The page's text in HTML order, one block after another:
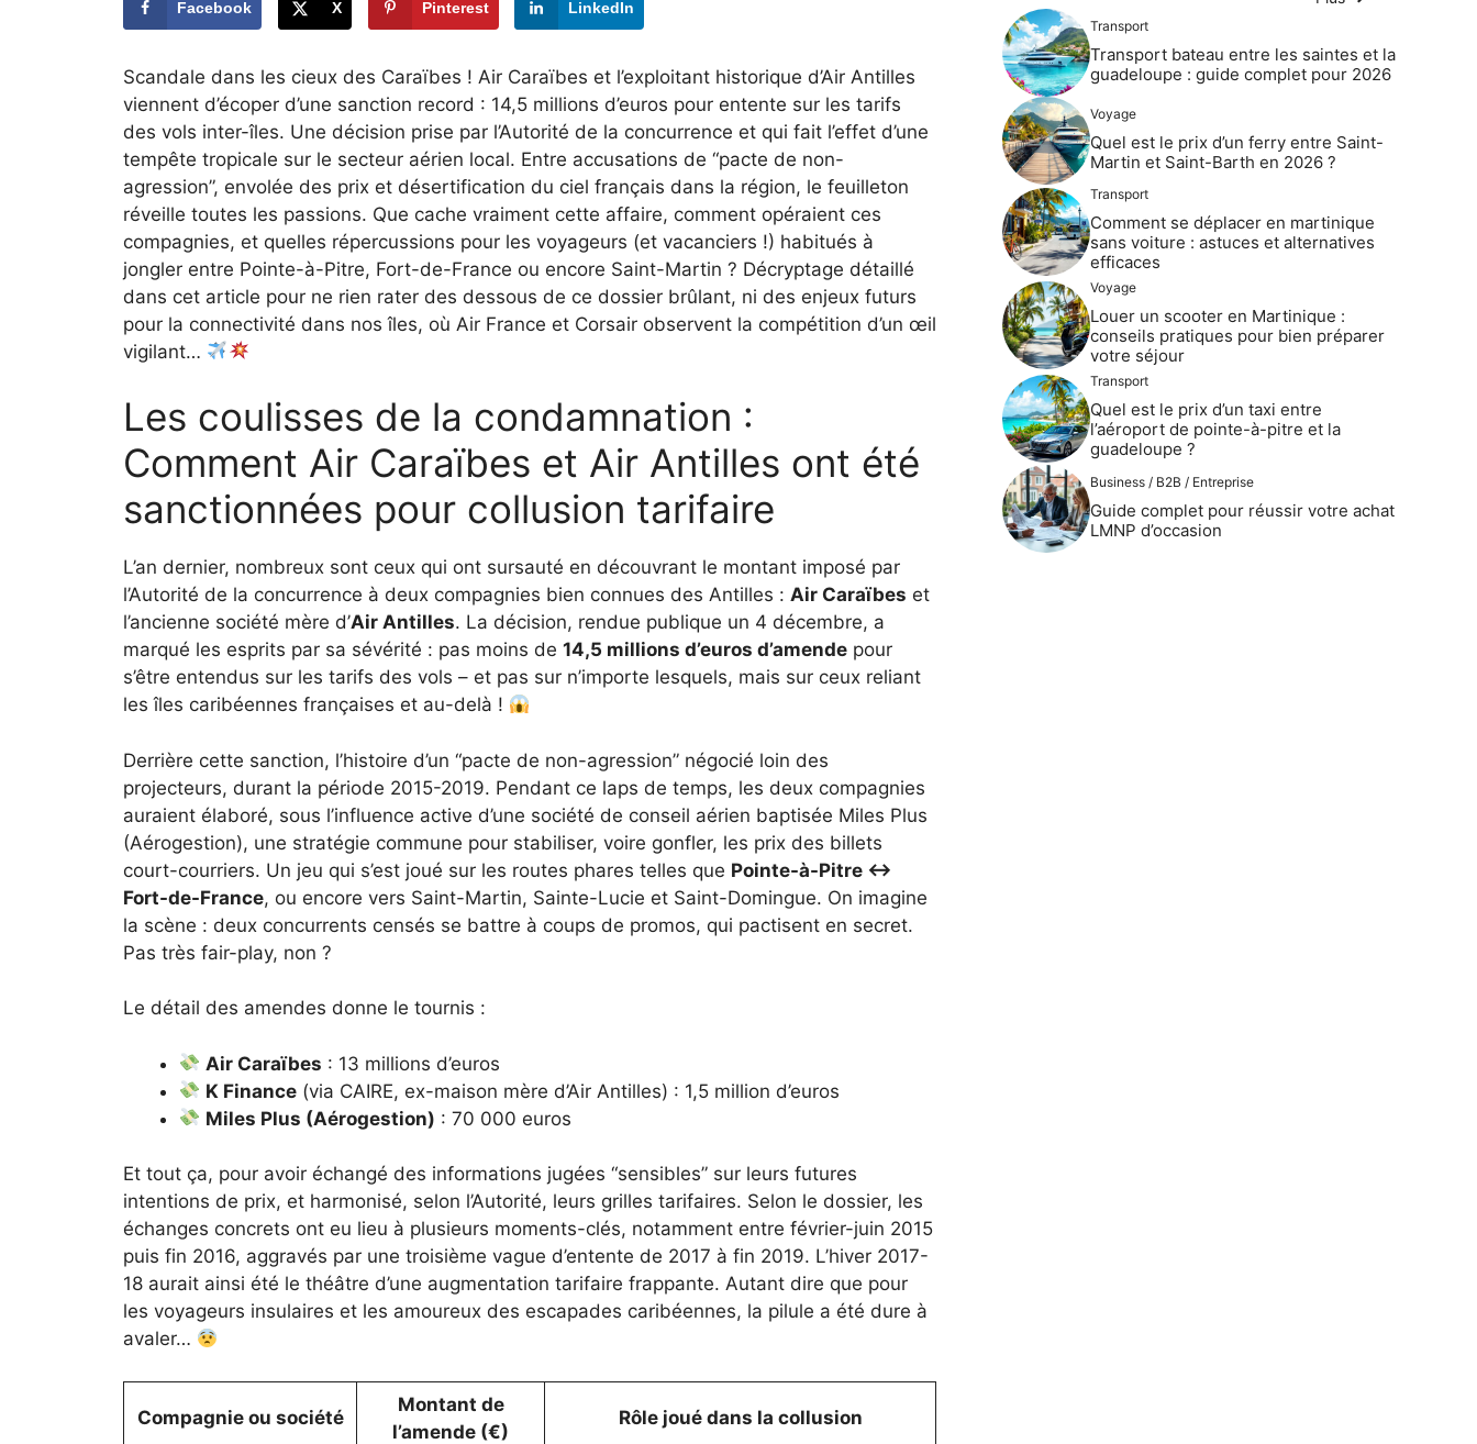
Facebook X Pinterest LinkedIn
Scandale dans les cieux des Caraïbes ! Air Caraïbes et l’exploitant historique d’Air Antilles
viennent d’écoper d’une sanction record : 14,5 millions d’euros pour entente sur les tarifs
des vols inter-îles. Une décision prise par l’Autorité de la concurrence et qui fait l’effet d’une
tempête tropicale sur le secteur aérien local. Entre accusations de “pacte de non-
agression”, envolée des prix et désertification du ciel français dans la région, le feuilleton
réveille toutes les passions. Que cache vraiment cette affaire, comment opéraient ces
compagnies, et quelles répercussions pour les voyageurs (et vacanciers !) habitués à
jongler entre Pointe-à-Pitre, Fort-de-France ou encore Saint-Martin ? Décryptage détaillé
dans cet article pour ne rien rater des dessous de ce dossier brûlant, ni des enjeux futurs
pour la connectivité dans nos îles, où Air France et Corsair observent la compétition d’un œil
vigilant…
Les coulisses de la condamnation :
Comment Air Caraïbes et Air Antilles ont été
sanctionnées pour collusion tarifaire
L’an dernier, nombreux sont ceux qui ont sursauté en découvrant le montant imposé par
l’Autorité de la concurrence à deux compagnies bien connues des Antilles : Air Caraïbes et
l’ancienne société mère d’Air Antilles. La décision, rendue publique un 4 décembre, a
marqué les esprits par sa sévérité : pas moins de 14,5 millions d’euros d’amende pour
s’être entendus sur les tarifs des vols – et pas sur n’importe lesquels, mais sur ceux reliant
les îles caribéennes françaises et au-delà !
Derrière cette sanction, l’histoire d’un “pacte de non-agression” négocié loin des
projecteurs, durant la période 2015-2019. Pendant ce laps de temps, les deux compagnies
auraient élaboré, sous l’influence active d’une société de conseil aérien baptisée Miles Plus
(Aérogestion), une stratégie commune pour stabiliser, voire gonfler, les prix des billets
court-courriers. Un jeu qui s’est joué sur les routes phares telles que Pointe-à-Pitre ↔
Fort-de-France, ou encore vers Saint-Martin, Sainte-Lucie et Saint-Domingue. On imagine
la scène : deux concurrents censés se battre à coups de promos, qui pactisent en secret.
Pas très fair-play, non ?
Le détail des amendes donne le tournis :
Air Caraïbes : 13 millions d’euros
K Finance (via CAIRE, ex-maison mère d’Air Antilles) : 1,5 million d’euros
Miles Plus (Aérogestion) : 70 000 euros
Et tout ça, pour avoir échangé des informations jugées “sensibles” sur leurs futures
intentions de prix, et harmonisé, selon l’Autorité, leurs grilles tarifaires. Selon le dossier, les
échanges concrets ont eu lieu à plusieurs moments-clés, notamment entre février-juin 2015
puis fin 2016, aggravés par une troisième vague d’entente de 2017 à fin 2019. L’hiver 2017-
18 aurait ainsi été le théâtre d’une augmentation tarifaire frappante. Autant dire que pour
les voyageurs insulaires et les amoureux des escapades caribéennes, la pilule a été dure à
avaler…
Compagnie ou société
Montant de
l’amende (€)
Rôle joué dans la collusion
Transport
Transport bateau entre les saintes et la
guadeloupe : guide complet pour 2026
Voyage
Quel est le prix d’un ferry entre Saint-
Martin et Saint-Barth en 2026 ?
Transport
Comment se déplacer en martinique
sans voiture : astuces et alternatives
efficaces
Voyage
Louer un scooter en Martinique :
conseils pratiques pour bien préparer
votre séjour
Transport
Quel est le prix d’un taxi entre
l’aéroport de pointe-à-pitre et la
guadeloupe ?
Business / B2B / Entreprise
Guide complet pour réussir votre achat
LMNP d’occasion